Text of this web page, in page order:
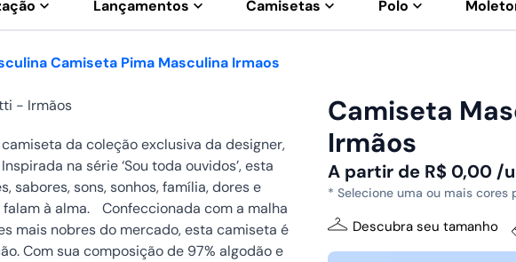
Lançamentos Camisetas Polo
Camiseta Pima Masculina Irmaos
da coleção exclusiva da designer,
na série ‘Sou toda ouvidos’, esta
sabores, sons, sonhos, família, dores e
à alma. Confeccionada com a malha
mais nobres do mercado, esta camiseta é
Com sua composição de 97% algodão e
Camiseta
Irmãos
A partir de R$ 0,00 /
* Selecione uma ou mais cores
Descubra seu tamanho